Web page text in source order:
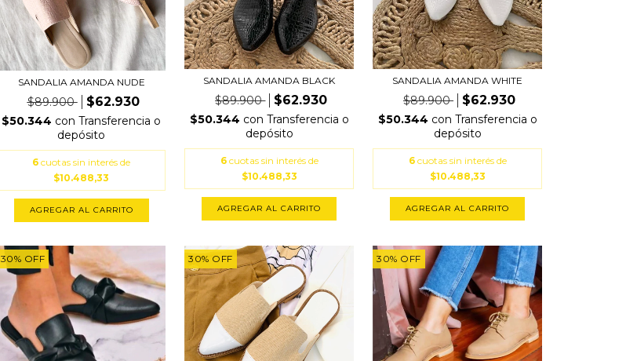
SANDALIA AMANDA NUDE
$89.900 $62.930
$50.344 con Transferencia o
depósito
6 cuotas sin interés de
$10.488,33
AGREGAR AL CARRITO
SANDALIA AMANDA BLACK
$89.900 $62.930
$50.344 con Transferencia o
depósito
6 cuotas sin interés de
$10.488,33
AGREGAR AL CARRITO
SANDALIA AMANDA WHITE
$89.900 $62.930
$50.344 con Transferencia o
depósito
6 cuotas sin interés de
$10.488,33
AGREGAR AL CARRITO
30% OFF 30% OFF 30% OFF